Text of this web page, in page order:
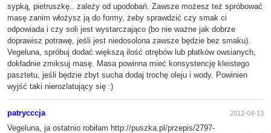
sypką, pietruszkę.. zależy od upodobań. Zawsze możesz też spróbować
masę zanim włożysz ją do formy, żeby sprawdzić czy smak ci
odpowiada i czy soli jest wystarczająco (bo nie ważne jak dobrze
doprawisz potrawę, jeśli jest niedosolona zawsze będzie bez smaku).
Vegeluna, spróbuj dodać większą ilość otrębów lub płatków owsianych,
dokładnie zmiksuj masę. Masa powinna mieć konsystencję kleistego
pasztetu, jeśli będzie zbyt sucha dodaj trochę oleju i wody. Powinien
wyjść taki nierozlatujący się :)
patrycccja 2012-04-13
Vegeluna, ja ostatnio robiłam http://puszka.pl/przepis/2797-